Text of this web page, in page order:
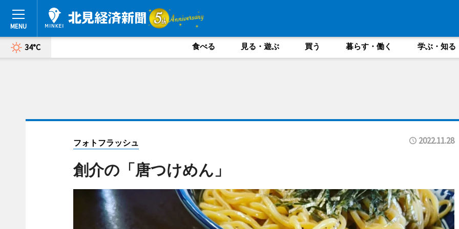
34°C 食べる 見る・遊ぶ 買う 暮らす・働く 学ぶ・知る
フォトフラッシュ 2022.11.28
創介の「唐つけめん」